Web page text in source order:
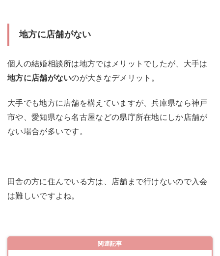
地方に店舗がない
個人の結婚相談所は地方ではメリットでしたが、大手は
地方に店舗がないのが大きなデメリット。
大手でも地方に店舗を構えていますが、兵庫県なら神戸
市や、愛知県なら名古屋などの県庁所在地にしか店舗が
ない場合が多いです。
田舎の方に住んでいる方は、店舗まで行けないので入会
は難しいですよね。
関連記事